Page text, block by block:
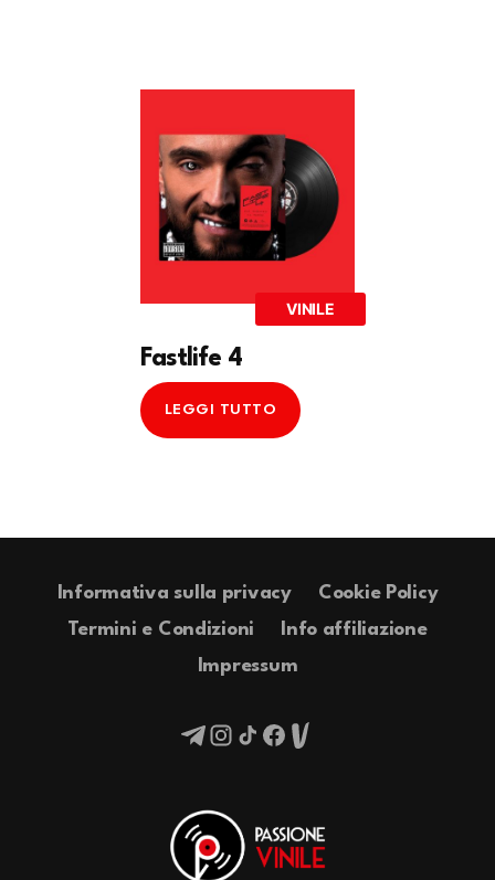
VINILE
Fastlife 4
LEGGI TUTTO
Informativa sulla privacy
Cookie Policy
Termini e Condizioni
Info affiliazione
Impressum